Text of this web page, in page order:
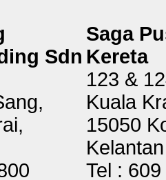
Sdn
Saga
Kereta
123 &
Kuala
15050
Kelantan
Tel :